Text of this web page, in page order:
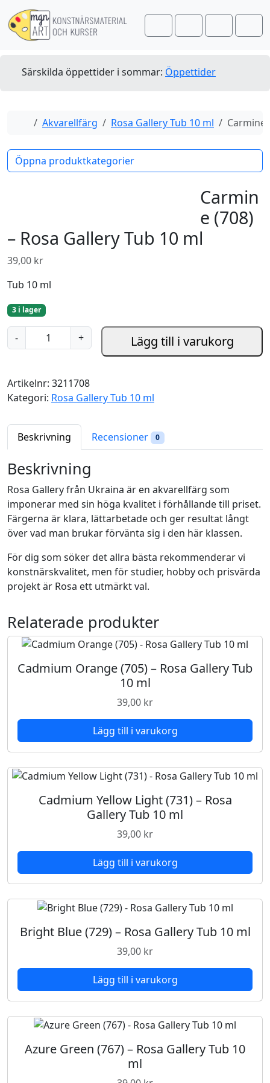
Skip to content
Skip to footer
SearchAccount
Cart
Särskilda öppettider i sommar: Öppettider
Home
Akvarellfärg Rosa Gallery Tub 10 ml Carmine
Öppna produktkategorier
Carmin
e (708)
– Rosa Gallery Tub 10 ml
39,00 kr
Tub 10 ml
3 i lager
-
C
a
m
i
n
7
0
8
)
-
R
o
s
a
G
a
e
m
l
m
+ Lägg till i varukorg
Artikelnr: 3211708
Kategori: Rosa Gallery Tub 10 ml
Beskrivning Recensioner 0
Beskrivning
Rosa Gallery från Ukraina är en akvarellfärg som
imponerar med sin höga kvalitet i förhållande till priset.
Färgerna är klara, lättarbetade och ger resultat långt
över vad man brukar förvänta sig i den här klassen.
För dig som söker det allra bästa rekommenderar vi
konstnärskvalitet, men för studier, hobby och prisvärda
projekt är Rosa ett utmärkt val.
Relaterade produkter
Cadmium Orange (705) – Rosa Gallery Tub
10 ml
39,00 kr
Lägg till i varukorg
Cadmium Yellow Light (731) – Rosa
Gallery Tub 10 ml
39,00 kr
Lägg till i varukorg
Bright Blue (729) – Rosa Gallery Tub 10 ml
39,00 kr
Lägg till i varukorg
Azure Green (767) – Rosa Gallery Tub 10
ml